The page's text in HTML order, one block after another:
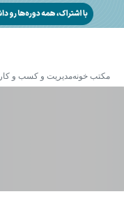
مکتب خونهمدیریت و کسب و کار